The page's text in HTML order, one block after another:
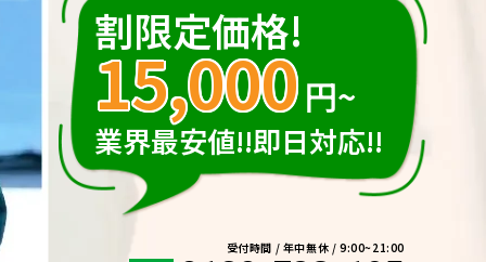
割限定価格!
15,000 円~
業界最安値!!即日対応!!
受付時間 / 年中無休 / 9:00~21:00